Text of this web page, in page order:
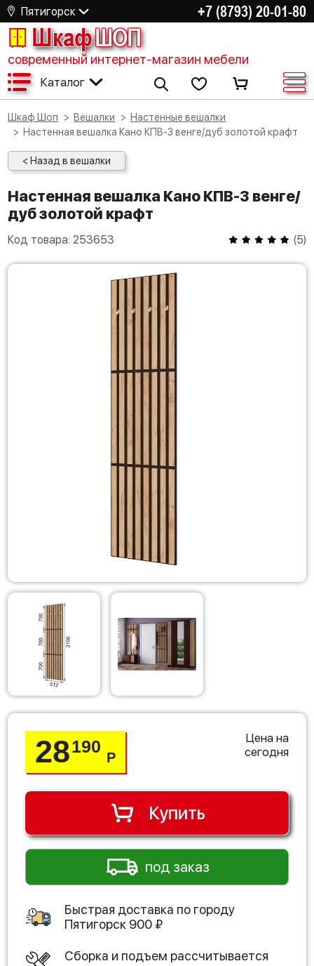
Пятигорск +7 (8793) 20-01-80
ШкафШОП
современный интернет-магазин мебели
Каталог
Шкаф Шоп Вешалки
Настенные вешалки
Настенная вешалка Кано КПВ-3 венге/дуб золотой крафт
< Назад в вешалки
Настенная вешалка Кано КПВ-3 венге/
дуб золотой крафт
Код товара: 253653 (5)
28190
Р
Цена на
сегодня
Купить
под заказ
Быстрая доставка по городу
Пятигорск 900 ₽
Сборка и подъем рассчитывается